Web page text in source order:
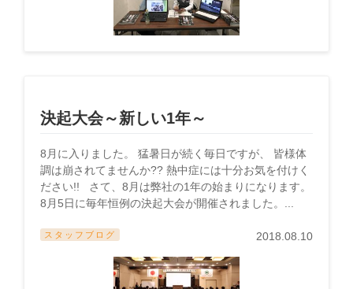
決起大会～新しい1年～
8月に入りました。 猛暑日が続く毎日ですが、 皆様体
調は崩されてませんか?? 熱中症には十分お気を付けく
ださい!! さて、8月は弊社の1年の始まりになります。
8月5日に毎年恒例の決起大会が開催されました。...
スタッフブログ 2018.08.10